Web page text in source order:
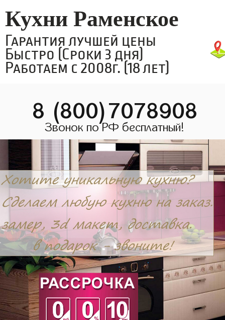
Кухни Раменское
Гарантия лучшей цены
Быстро (Сроки 3 дня)
Работаем с 2008г. (18 лет)
8 (800)7078908
Звонок по РФ бесплатный!